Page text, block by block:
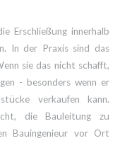
Erschließung innerhalb
In der Praxis sind das
sie das nicht schafft,
- besonders wenn er
verkaufen kann.
die Bauleitung zu
Bauingenieur vor Ort